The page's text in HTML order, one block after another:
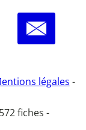
légales -
fiches -